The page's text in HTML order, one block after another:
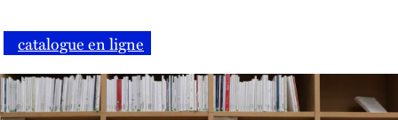
catalogue en ligne